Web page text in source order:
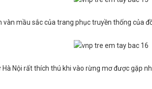
mầu sắc của trang phục truyền thống của
Hà Nội rất thích thú khi vào rừng mơ được gặp